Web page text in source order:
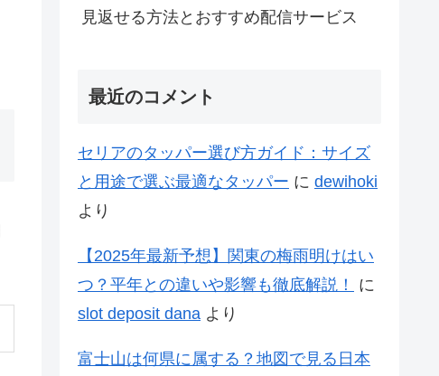
見返せる方法とおすすめ配信サービス
最近のコメント
セリアのタッパー選び方ガイド：サイズ
と用途で選ぶ最適なタッパー に dewihoki
より
【2025年最新予想】関東の梅雨明けはい
つ？平年との違いや影響も徹底解説！
に
slot deposit dana より
富士山は何県に属する？地図で見る日本